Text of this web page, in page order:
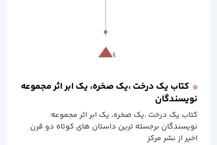
کتاب یک درخت ،یک صخره، یک ابر اثر مجموعه
نویسندگان
کتاب یک درخت ،یک صخره، یک ابر اثر مجموعه
نویسندگان برجسته ترین داستان های کوتاه دو قرن
اخیر از نشر مرکز